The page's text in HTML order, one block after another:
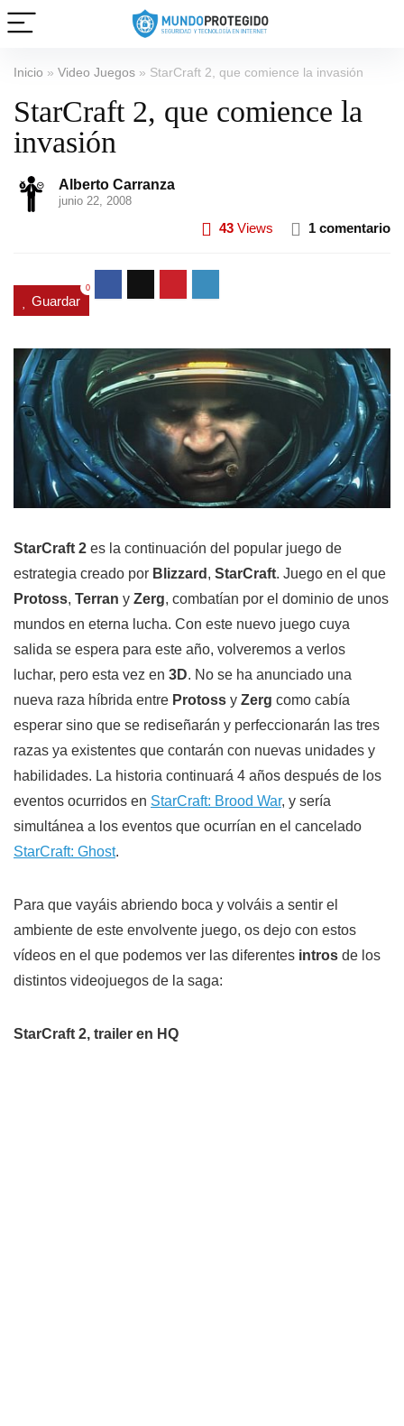
Inicio » Video Juegos » StarCraft 2, que comience la invasión
StarCraft 2, que comience la
invasión
Alberto Carranza
junio 22, 2008
43 Views 1 comentario
Guardar
0
StarCraft 2 es la continuación del popular juego de
estrategia creado por Blizzard , StarCraft. Juego en el que
Protoss, Terran y Zerg, combatían por el dominio de unos
mundos en eterna lucha. Con este nuevo juego cuya
salida se espera para este año, volveremos a verlos
luchar, pero esta vez en 3D. No se ha anunciado una
nueva raza híbrida entre Protoss y Zerg como cabía
esperar sino que se rediseñarán y perfeccionarán las tres
razas ya existentes que contarán con nuevas unidades y
habilidades. La historia continuará 4 años después de los
eventos ocurridos en StarCraft: Brood War, y sería
simultánea a los eventos que ocurrían en el cancelado
StarCraft: Ghost.
Para que vayáis abriendo boca y volváis a sentir el
ambiente de este envolvente juego, os dejo con estos
vídeos en el que podemos ver las diferentes intros de los
distintos videojuegos de la saga:
StarCraft 2, trailer en HQ